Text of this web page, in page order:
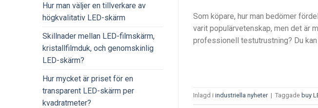
Hur man väljer en tillverkare av
högkvalitativ LED-skärm
Skillnader mellan LED-filmskärm,
kristallfilmduk, och genomskinlig
LED-skärm?
Hur mycket är priset för en
transparent LED-skärm per
kvadratmeter?
Som köpare, hur man bedömer
varit populärvetenskap, men det är
professionell testutrustning? Du kan
Inlagd i industriella nyheter | Taggade buy